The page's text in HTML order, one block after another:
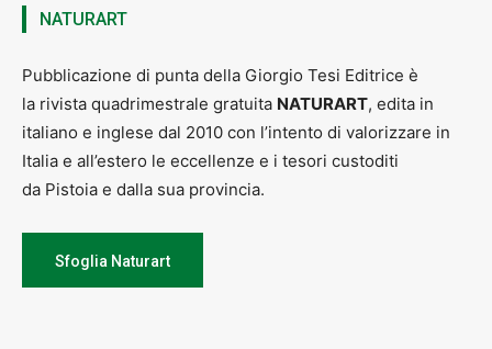
NATURART
Pubblicazione di punta della Giorgio Tesi Editrice è
la rivista quadrimestrale gratuita NATURART, edita in
italiano e inglese dal 2010 con l’intento di valorizzare in
Italia e all’estero le eccellenze e i tesori custoditi
da Pistoia e dalla sua provincia.
Sfoglia Naturart